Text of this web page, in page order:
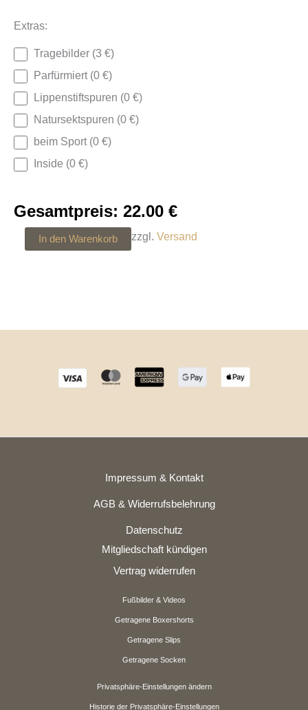
Extras:
Tragebilder (3 €)
Parfürmiert (0 €)
Lippenstiftspuren (0 €)
Natursektspuren (0 €)
beim Sport (0 €)
Inside (0 €)
Gesamtpreis: 22.00 €
zzgl.Versand
In den Warenkorb
Impressum & Kontakt
AGB & Widerrufsbelehrung
Datenschutz
Mitgliedschaft kündigen
Vertrag widerrufen
Fußbilder & Videos
Getragene Boxershorts
Getragene Slips
Getragene Socken
Privatsphäre-Einstellungen ändern
Historie der Privatsphäre-Einstellungen